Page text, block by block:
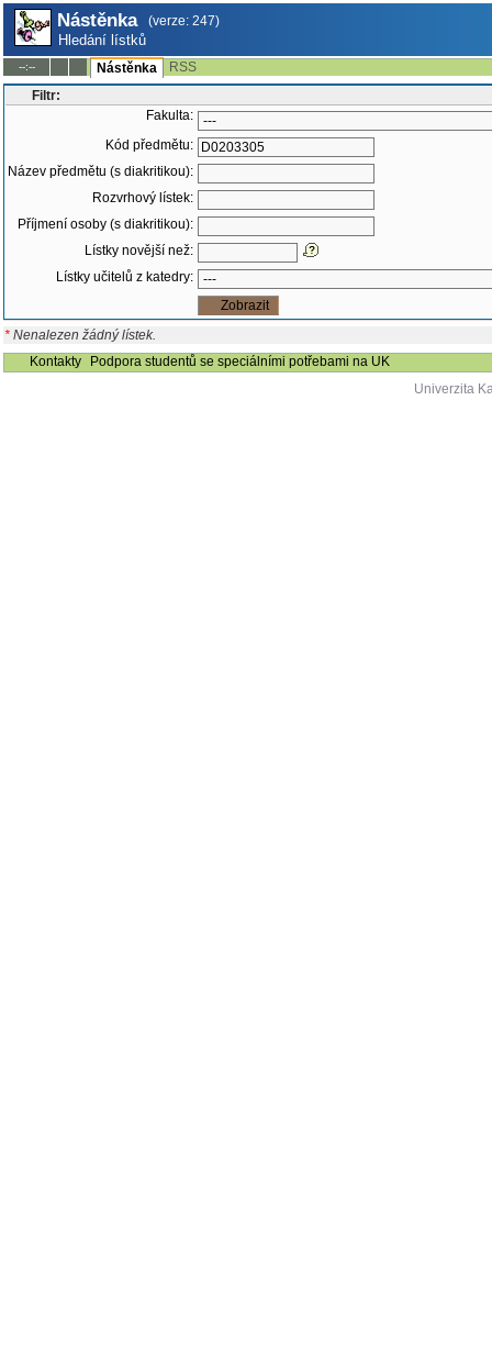
Nástěnka (verze: 247)
Hledání lístků
--:-- Nástěnka
RSS
Filtr:
Fakulta:
Kód předmětu:
Název předmětu (s diakritikou):
Rozvrhový lístek:
Příjmení osoby (s diakritikou):
Lístky novější než:
Lístky učitelů z katedry:
* Nenalezen žádný lístek.
Kontakty
Podpora studentů se speciálními potřebami na UK
Univerzita